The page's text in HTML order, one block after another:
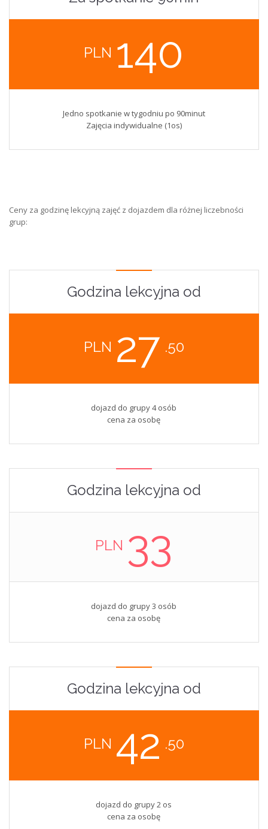
PLN 140
Jedno spotkanie w tygodniu po 90minut
Zajęcia indywidualne (1os)
Ceny za godzinę lekcyjną zajęć z dojazdem dla różnej liczebności
grup:
Godzina lekcyjna od
PLN 27 .50
dojazd do grupy 4 osób
cena za osobę
Godzina lekcyjna od
PLN 33
dojazd do grupy 3 osób
cena za osobę
Godzina lekcyjna od
PLN 42 .50
dojazd do grupy 2 os
cena za osobę